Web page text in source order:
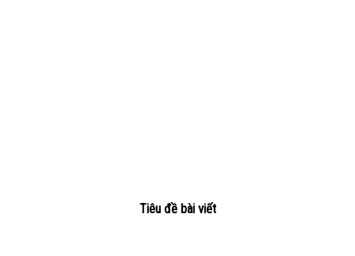
Tiêu đề bài viết